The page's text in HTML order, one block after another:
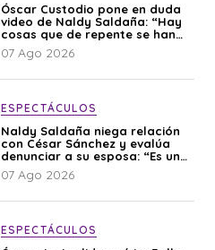
Óscar Custodio pone en duda
video de Naldy Saldaña: “Hay
cosas que de repente se han
editado”
07 Ago 2026
ESPECTÁCULOS
Naldy Saldaña niega relación
con César Sánchez y evalúa
denunciar a su esposa: “Es una
difamación”
07 Ago 2026
ESPECTÁCULOS